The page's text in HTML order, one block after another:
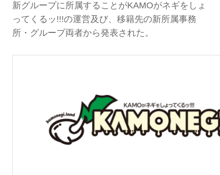
新グループに所属することがKAMOがネギをしょ
ってくるッ!!!の運営及び、移籍先の新所属事務
所・グループ両者から発表された。